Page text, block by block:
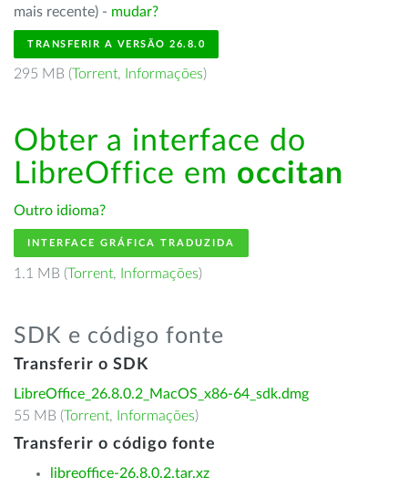
mais recente) - mudar?
TRANSFERIR A VERSÃO 26.8.0
295 MB (Torrent, Informações)
Obter a interface do
LibreOffice em occitan
Outro idioma?
INTERFACE GRÁFICA TRADUZIDA
1.1 MB (Torrent, Informações)
SDK e código fonte
Transferir o SDK
LibreOffice_26.8.0.2_MacOS_x86-64_sdk.dmg
55 MB (Torrent, Informações)
Transferir o código fonte
libreoffice-26.8.0.2.tar.xz